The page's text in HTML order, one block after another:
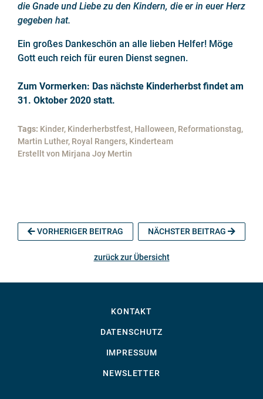
die Gnade und Liebe zu den Kindern, die er in euer Herz
gegeben hat.
Ein großes Dankeschön an alle lieben Helfer! Möge
Gott euch reich für euren Dienst segnen.
Zum Vormerken: Das nächste Kinderherbst findet am
31. Oktober 2020 statt.
Tags: Kinder, Kinderherbstfest, Halloween, Reformationstag,
Martin Luther, Royal Rangers, Kinderteam
Erstellt von Mirjana Joy Mertin
VORHERIGER BEITRAG NÄCHSTER BEITRAG
zurück zur Übersicht
KONTAKT
DATENSCHUTZ
IMPRESSUM
NEWSLETTER